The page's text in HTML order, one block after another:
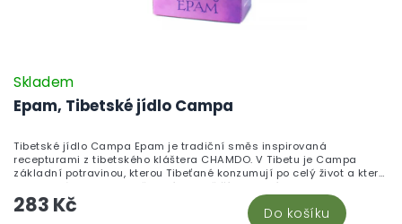
Epam, Tibetské jídlo Campa
Skladem
283 Kč Do košíku
Tibetské jídlo Campa Epam je tradiční směs inspirovaná
recepturami z tibetského kláštera CHAMDO. V Tibetu je Campa
základní potravinou, kterou Tibeťané konzumují po celý život a která
je spojována s dlouhověkostí i pevnějším zdravím.